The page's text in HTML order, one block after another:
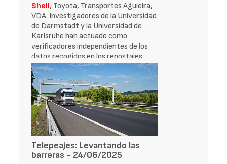
Shell, Toyota, Transportes Aguieira,
VDA. Investigadores de la Universidad
de Darmstadt y la Universidad de
Karlsruhe han actuado como
verificadores independientes de los
datos recogidos en los repostajes
durante el Tour
Telepeajes: Levantando las
barreras - 24/06/2025